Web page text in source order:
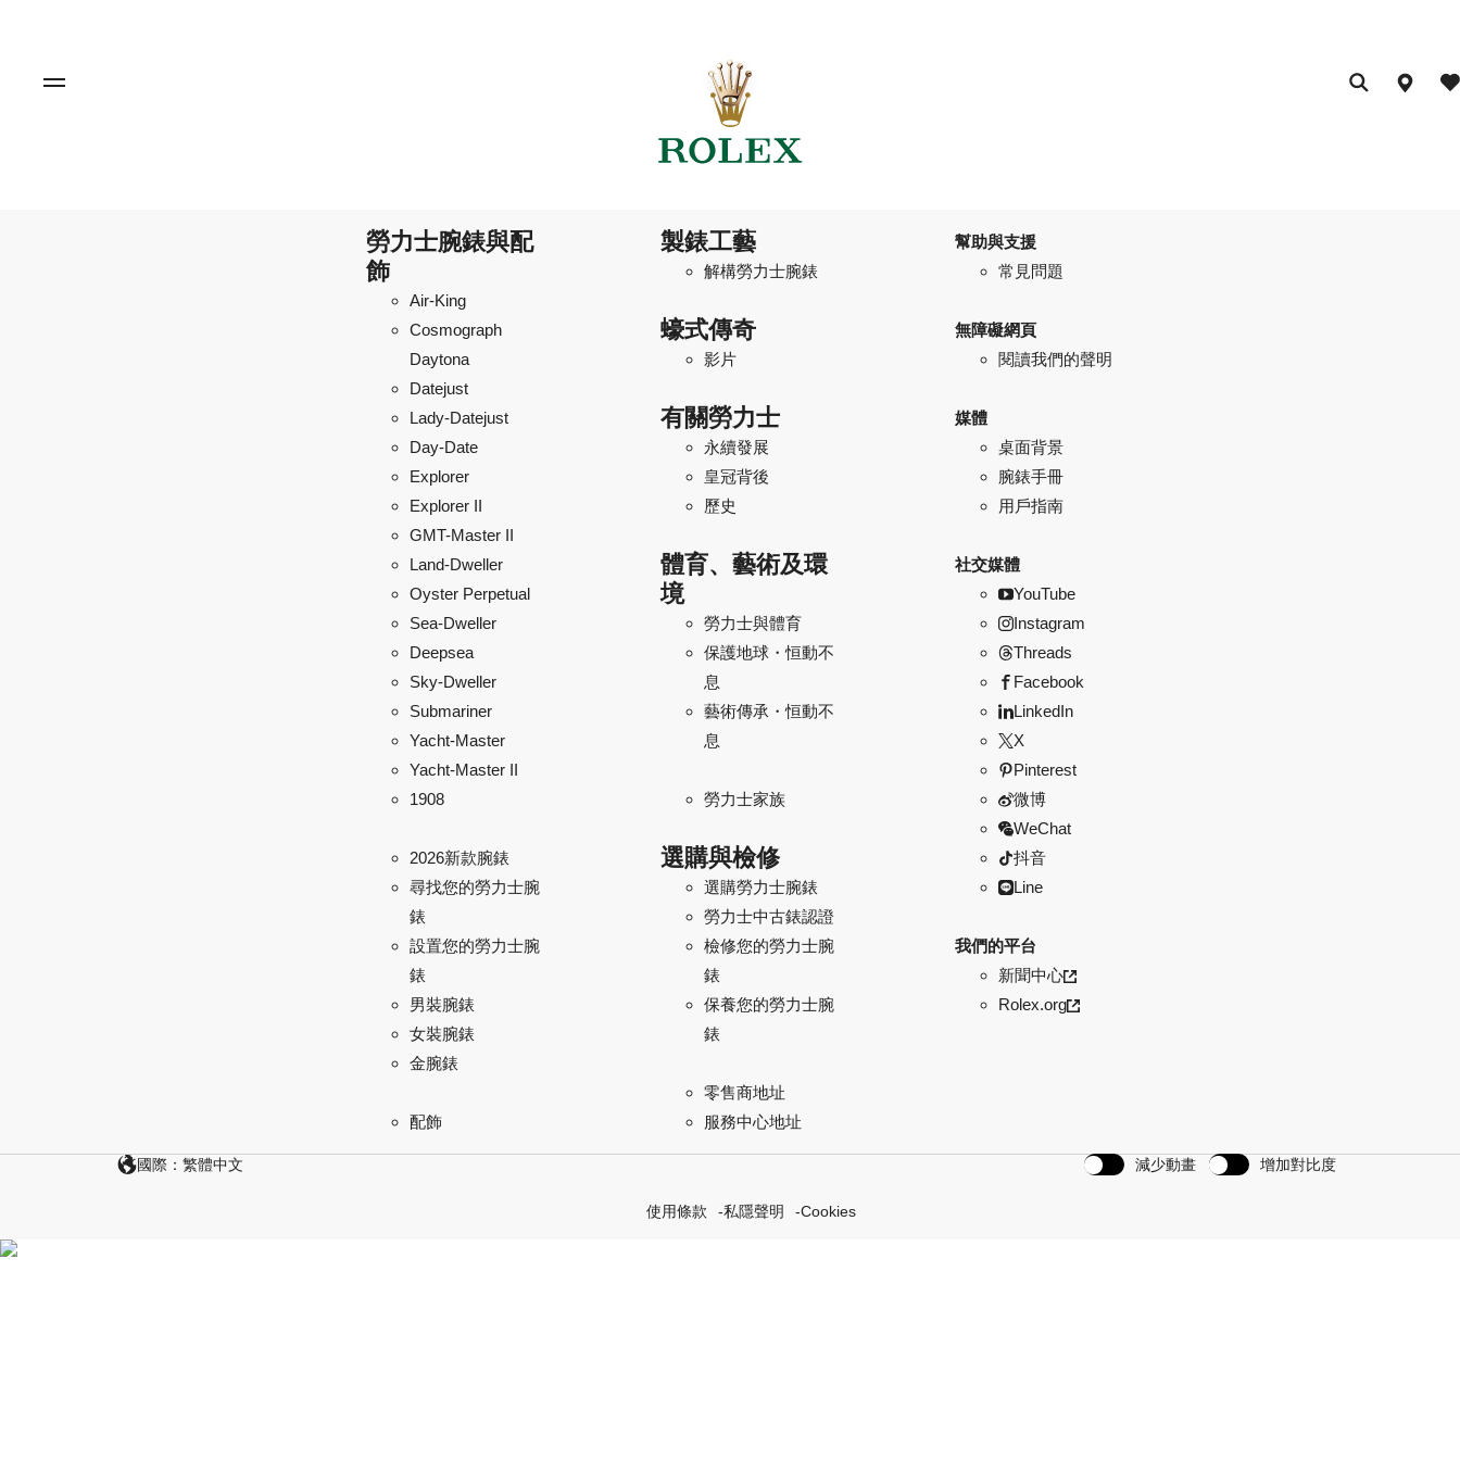
勞力士腕錶與配
飾
Air-King
Cosmograph
Daytona
Datejust
Lady-Datejust
Day-Date
Explorer
Explorer II
GMT-Master II
Land-Dweller
Oyster Perpetual
Sea-Dweller
Deepsea
Sky-Dweller
Submariner
Yacht-Master
Yacht-Master II
1908
2026新款腕錶
尋找您的勞力士腕
錶
設置您的勞力士腕
錶
男裝腕錶
女裝腕錶
金腕錶
配飾
製錶工藝
解構勞力士腕錶
蠔式傳奇
影片
有關勞力士
永續發展
皇冠背後
歷史
體育、藝術及環
境
勞力士與體育
保護地球・恒動不
息
藝術傳承・恒動不
息
勞力士家族
選購與檢修
選購勞力士腕錶
勞力士中古錶認證
檢修您的勞力士腕
錶
保養您的勞力士腕
錶
零售商地址
服務中心地址
幫助與支援
常見問題
無障礙網頁
閱讀我們的聲明
媒體
桌面背景
腕錶手冊
用戶指南
社交媒體
YouTube
Instagram
Threads
Facebook
LinkedIn
X
Pinterest
微博
WeChat
抖音
Line
我們的平台
新聞中心
Rolex.org
國際：繁體中文 減少動畫 增加對比度
使用條款 私隱聲明 Cookies